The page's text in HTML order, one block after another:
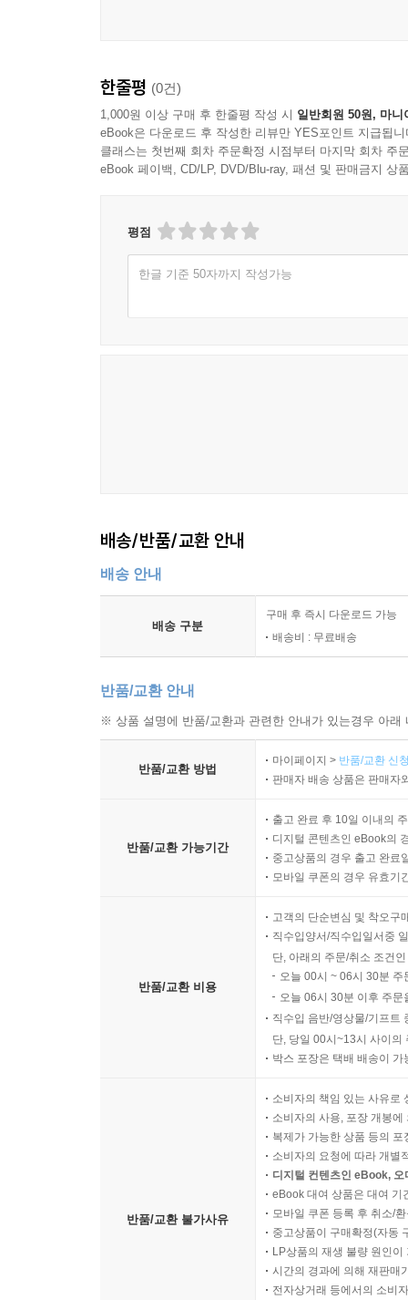
30. BCE 1800~1700년 곱돌 삼각기둥 卍 도장
31. 신석기시대 바위그림
32. 이베리아반도와 영국의 卍 무늬
VIII. 인두 문명(Indus Civilization) 卍 무늬
2. 인두강 서남쪽 발루치스탄과 이란 지역의 卍 무
3. BCE 3300~1700년 인두 문명의 도장
4. 약 BCE 2000~1500년 구리 도장
Ⅹ. 동아시아 선사시대 卍 무늬
2. BCE 4700~2900년 내몽골 적봉 홍산 문화 卍 무
3. BCE 4300~2600년 구름ㆍ우뢰무늬(雲雷紋) 색
4. BCE 3000~2000년 소하연문화(小河沿文化 =
5. 마가요문화(馬家窯文化) 卍 무늬와 부호
ⅩI. 아메리카 대륙의 선사시대 卍 무늬
1. 중남미에서 발견된 卍 무늬
맺음말
한줄평 (0건)
1,000원 이상 구매 후 한줄평 작성 시 일반회원 50원, 마니
eBook은 다운로드 후 작성한 리뷰만 YES포인트 지급됩니
클래스는 첫번째 회차 주문확정 시점부터 마지막 회차 주
eBook 페이백, CD/LP, DVD/Blu-ray, 패션 및 판매금지 상
평점
한글 기준 50자까지 작성가능
배송/반품/교환 안내
배송 안내
배송 구분
구매 후 즉시 다운로드 가능
배송비 : 무료배송
반품/교환 안내
※ 상품 설명에 반품/교환과 관련한 안내가 있는경우 아
반품/교환 방법
마이페이지 > 반품/교환 신
판매자 배송 상품은 판매자
반품/교환 가능기간
출고 완료 후 10일 이내의
디지털 콘텐츠인 eBook의
중고상품의 경우 출고 완료
모바일 쿠폰의 경우 유효기
반품/교환 비용
고객의 단순변심 및 착오구
직수입양서/직수입일서중
단, 아래의 주문/취소 조건
오늘 00시 ~ 06시 30분
오늘 06시 30분 이후 주
직수입 음반/영상물/기프트
단, 당일 00시~13시 사이의
박스 포장은 택배 배송이
반품/교환 불가사유
소비자의 책임 있는 사유로
소비자의 사용, 포장 개봉
복제가 가능한 상품 등의
소비자의 요청에 따라 개별
디지털 컨텐츠인 eBook,
eBook 대여 상품은 대여 기
모바일 쿠폰 등록 후 취소/
중고상품이 구매확정(자동
LP상품의 재생 불량 원인
시간의 경과에 의해 재판매
전자상거래 등에서의 소비